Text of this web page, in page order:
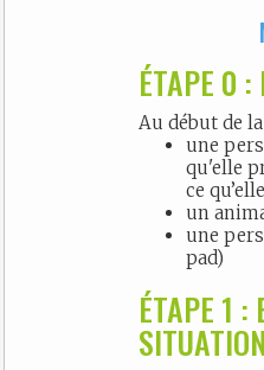
ÉTAPE 0
Au début de
une
qu'elle
ce
un
une
pad)
ÉTAPE 1 :